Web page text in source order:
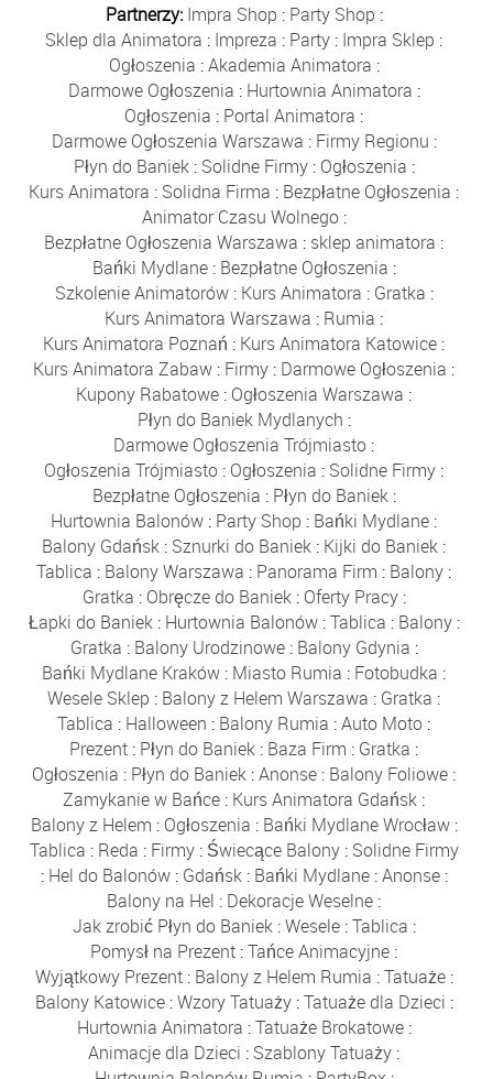
Partnerzy: Impra Shop : Party Shop :
Sklep dla Animatora : Impreza : Party : Impra Sklep :
Ogłoszenia :Akademia Animatora :
Darmowe Ogłoszenia : Hurtownia Animatora :
Ogłoszenia : Portal Animatora :
Darmowe Ogłoszenia Warszawa : Firmy Regionu :
Płyn do Baniek: Solidne Firmy: Ogłoszenia :
Kurs Animatora : Solidna Firma : Bezpłatne Ogłoszenia :
Animator Czasu Wolnego:
Bezpłatne Ogłoszenia Warszawa : sklep animatora :
Bańki Mydlane: Bezpłatne Ogłoszenia :
Szkolenie Animatorów: Kurs Animatora : Gratka :
Kurs Animatora Warszawa : Rumia :
Kurs Animatora Poznań : Kurs Animatora Katowice :
Kurs Animatora Zabaw : Firmy : Darmowe Ogłoszenia :
Kupony Rabatowe : Ogłoszenia Warszawa :
Płyn do Baniek Mydlanych :
Darmowe Ogłoszenia Trójmiasto :
Ogłoszenia Trójmiasto : Ogłoszenia : Solidne Firmy :
Bezpłatne Ogłoszenia : Płyn do Baniek:
Hurtownia Balonów : Party Shop : Bańki Mydlane :
Balony Gdańsk : Sznurki do Baniek : Kijki do Baniek :
Tablica : Balony Warszawa : Panorama Firm : Balony :
Gratka : Obręcze do Baniek: Oferty Pracy:
Łapki do Baniek: Hurtownia Balonów:Tablica : Balony:
Gratka : Balony Urodzinowe: Balony Gdynia :
Bańki Mydlane Kraków : Miasto Rumia : Fotobudka :
Wesele Sklep : Balony z Helem Warszawa : Gratka :
Tablica : Halloween : Balony Rumia :Auto Moto :
Prezent : Płyn do Baniek : Baza Firm : Gratka :
Ogłoszenia : Płyn do Baniek :Anonse : Balony Foliowe :
Zamykanie w Bańce : Kurs Animatora Gdańsk :
Balony z Helem : Ogłoszenia : Bańki Mydlane Wrocław:
Tablica : Reda : Firmy: Świecące Balony: Solidne Firmy
: Hel do Balonów: Gdańsk: Bańki Mydlane:Anonse:
Balony na Hel : Dekoracje Weselne :
Jak zrobić Płyn do Baniek:Wesele:Tablica :
Pomysł na Prezent :Tańce Animacyjne :
Wyjątkowy Prezent: Balony z Helem Rumia :Tatuaże:
Balony Katowice:Wzory Tatuaży:Tatuaże dla Dzieci :
Hurtownia Animatora :Tatuaże Brokatowe:
Animacje dla Dzieci : Szablony Tatuaży :